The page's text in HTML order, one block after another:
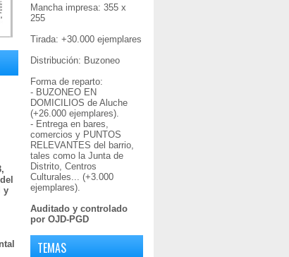
y
Mancha impresa: 355 x
255
Tirada: +30.000 ejemplares
Distribución: Buzoneo
Forma de reparto:
- BUZONEO EN
DOMICILIOS de Aluche
(+26.000 ejemplares).
- Entrega en bares,
comercios y PUNTOS
RELEVANTES del barrio,
tales como la Junta de
Distrito, Centros
Culturales... (+3.000
ejemplares).
Auditado y controlado
por OJD-PGD
TEMAS